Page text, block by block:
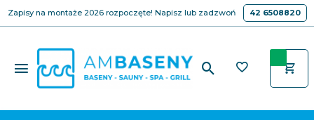
Zapisy na montaże 2026 rozpoczęte! Napisz lub zadzwoń 42 6508820